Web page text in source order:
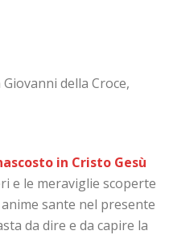
della Croce,
in Cristo Gesù
e le meraviglie scoperte
sante nel presente
da dire e da capire la